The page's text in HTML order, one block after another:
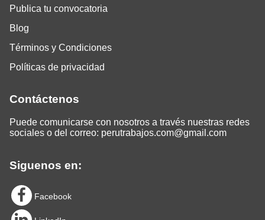
Publica tu convocatoria
Blog
Términos y Condiciones
Políticas de privacidad
Contáctenos
Puede comunicarse con nosotros a través nuestras redes
sociales o del correo: perutrabajos.com@gmail.com
Siguenos en:
Facebook